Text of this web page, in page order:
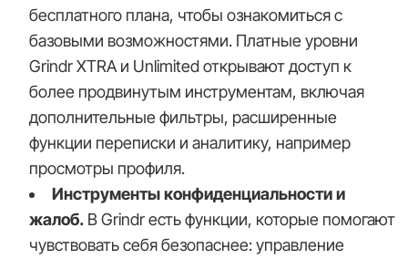
бесплатного плана, чтобы ознакомиться с
базовыми возможностями. Платные уровни
Grindr XTRA и Unlimited открывают доступ к
более продвинутым инструментам, включая
дополнительные фильтры, расширенные
функции переписки и аналитику, например
просмотры профиля.
Инструменты конфиденциальности и
жалоб. В Grindr есть функции, которые помогают
чувствовать себя безопаснее: управление